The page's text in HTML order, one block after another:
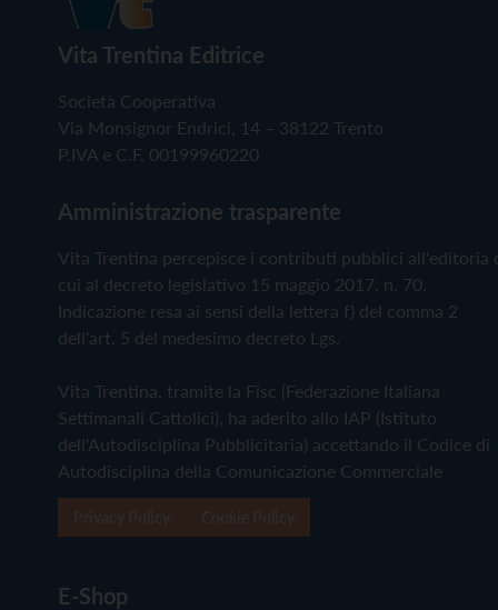
Vita Trentina Editrice
Società Cooperativa
Via Monsignor Endrici, 14 – 38122 Trento
P.IVA e C.F. 00199960220
Amministrazione trasparente
Vita Trentina percepisce i contributi pubblici all'editoria
cui al decreto legislativo 15 maggio 2017, n. 70.
Indicazione resa ai sensi della lettera f) del comma 2
dell'art. 5 del medesimo decreto Lgs.
Vita Trentina, tramite la Fisc (Federazione Italiana
Settimanali Cattolici), ha aderito allo IAP (Istituto
dell'Autodisciplina Pubblicitaria) accettando il Codice di
Autodisciplina della Comunicazione Commerciale
E-Shop